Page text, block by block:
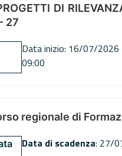
DI
27
Data inizio: 16/07/2026
09:00
regionale di
Data di scadenza: 27/